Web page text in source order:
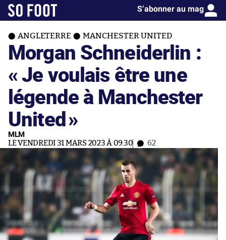
S’abonner au mag
ANGLETERRE MANCHESTER UNITED
Morgan Schneiderlin :
« Je voulais être une
légende à Manchester
United»
MLM
LE VENDREDI 31 MARS 2023 À 09:30 62